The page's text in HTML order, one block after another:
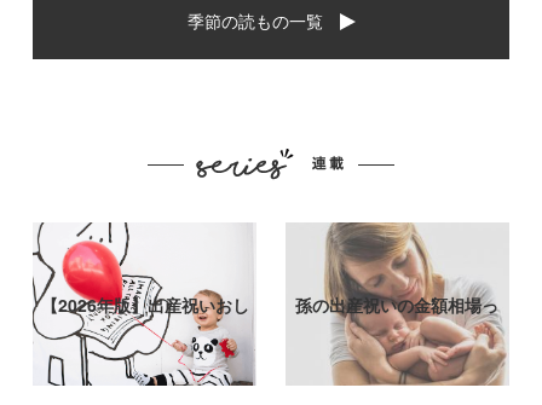
季節の読もの一覧
【2026年版】出産祝いおし
ゃれなプ…
孫の出産祝いの金額相場っ
て？出産祝い…